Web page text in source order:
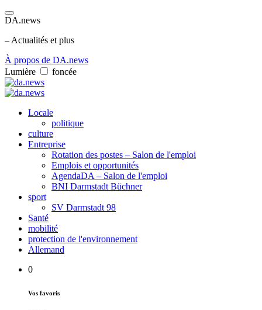
DA.news
– Actualités et plus
À propos de DA.news
Lumière
foncée
Locale
politique
culture
Entreprise
Rotation des postes – Salon de l'emploi
Emplois et opportunités
AgendaDA – Salon de l'emploi
BNI Darmstadt Büchner
sport
SV Darmstadt 98
Santé
mobilité
protection de l'environnement
Allemand
0
Vos favoris